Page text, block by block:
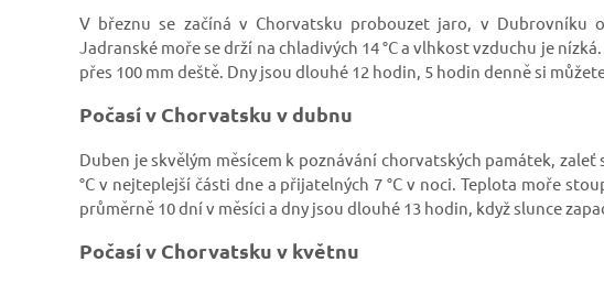
V březnu se začíná v Chorvatsku probouzet jaro, v Dubrovníku
Jadranské moře se drží na chladivých 14 °C a vlhkost vzduchu je
přes 100 mm deště. Dny jsou dlouhé 12 hodin, 5 hodin denně si
Počasí v Chorvatsku v dubnu
Duben je skvělým měsícem k poznávání chorvatských památek, zaleť
°C v nejteplejší části dne a přijatelných 7 °C v noci. Teplota moře
průměrně 10 dní v měsíci a dny jsou dlouhé 13 hodin, když slunce
Počasí v Chorvatsku v květnu